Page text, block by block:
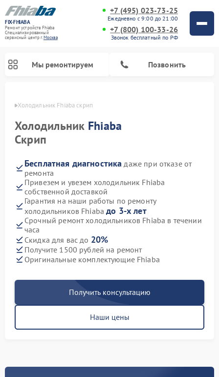
FIX-FHIABA
Ремонт устройств Fhiaba
Специализированный
cервисный центр г.Москва
+7 (495) 023-73-25
Ежедневно с 9:00 до 21:00
+7 (800) 100-33-26
Звонок бесплатный по РФ
Мы ремонтируем Позвонить
Холодильник Fhiaba скрип
Холодильник Fhiaba
Скрип
Бесплатная диагностика даже при отказе от
ремонта
Привезем и увезем холодильник Fhiaba
собственной доставкой
Гарантия на наши работы по ремонту
холодильников Fhiabaдо 3-х лет
Срочный ремонт холодильников Fhiaba в течении
часа
Скидка для вас до 20%
Получите 1500 рублей на ремонт
Оригинальные комплектующие Fhiaba
Получить консультацию
Наши цены